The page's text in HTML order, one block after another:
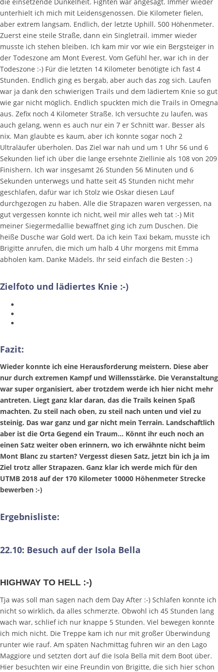
unterhielt ich mich mit Leidensgenossen. Die Kilometer fielen,
aber extrem langsam. Endlich, der letzte Uphill. 500 Höhenmeter.
Zuerst eine steile Straße, dann ein Singletrail. immer wieder
musste ich stehen bleiben. Ich kam mir vor wie ein Bergsteiger in
der Todeszone am Mont Everest. Vom Gefühl her, war ich in der
Todeszone :-) Für die letzten 14 Kilometer benötigte ich fast 4
Stunden. Endlich ging es bergab, aber auch das zog sich. Laufen
war ja dank den schwierigen Trails und dem lädiertem Knie so gut
wie gar nicht möglich. Endlich spuckten mich die Trails in Omegna
aus. Zefix noch 4 Kilometer Straße. Ich versuchte zu laufen, was
auch gelang, wenn es auch nur ein 7 er Schnitt war. Besser als
nix. Man glaubte es kaum, aber ich konnte sogar noch 2
Ultraläufer überholen. Das Ziel war nah und um 1 Uhr 56 und 6
Sekunden lief ich über die lange ersehnte Ziellinie als 108 von 209
Finishern. Ich war insgesamt 26 Stunden 56 Minuten und 6
Sekunden unterwegs und hatte seit 45 Stunden nicht mehr
geschlafen, dafür war ich Stolz wie Oskar diesen Lauf
durchgezogen zu haben. Alle die Strapazen waren vergessen, na
gut vergessen konnte ich nicht, weil mir alles weh tat :-) Mit
meiner Siegermedallie bewaffnet ging ich zum Duschen. Die
heiße Dusche war Gold wert. Da ich kein Taxi bekam, musste ich
Brigitte anrufen, die mich um halb 4 Uhr morgens mit Emma
abholen kam. Danke Mädels. Ihr seid einfach die Besten :-)
Zielfoto und lädiertes Knie :-)
Fazit:
Wieder konnte ich eine Herausforderung meistern. Diese aber
nur durch extremen Kampf und Willensstärke. Die Veranstaltung
war super organisiert, aber trotzdem werde ich hier nicht mehr
antreten. Liegt ganz klar daran, das die Trails keinen Spaß
machten. Zu steil nach oben, zu steil nach unten und viel zu
steinig. Das war ganz und gar nicht mein Terrain. Landschaftlich
aber ist die Orta Gegend ein Traum... Könnt ihr euch noch an
einen Satz weiter oben erinnern, wo ich erwähnte nicht beim
Mont Blanc zu starten? Vergesst diesen Satz, jetzt bin ich ja im
Ziel trotz aller Strapazen. Ganz klar ich werde mich für den
UTMB 2018 auf der 170 Kilometer 10000 Höhenmeter Strecke
bewerben :-)
Ergebnisliste:
22.10: Besuch auf der Isola Bella
HIGHWAY TO HELL :-)
Tja was soll man sagen nach dem Day After :-) Schlafen konnte ich
nicht so wirklich, da alles schmerzte. Obwohl ich 45 Stunden lang
wach war, schlief ich nur knappe 5 Stunden. Viel bewegen konnte
ich mich nicht. Die Treppe kam ich nur mit großer Überwindung
runter wie rauf. Am späten Nachmittag fuhren wir an den Lago
Maggiore und setzten dort auf die Isola Bella mit dem Boot über.
Hier besuchten wir eine Freundin von Brigitte, die sich hier schon